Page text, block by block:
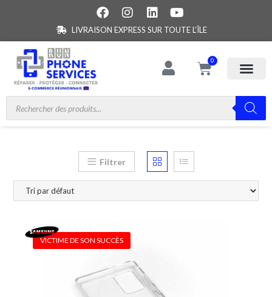
LIVRAISON EXPRESS SUR TOUTE L’ÎLE
0
Filtrer
VICTIME DE SON SUCCÈS